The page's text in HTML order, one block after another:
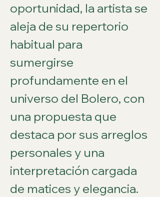
oportunidad, la artista se
aleja de su repertorio
habitual para
sumergirse
profundamente en el
universo del Bolero, con
una propuesta que
destaca por sus arreglos
personales y una
interpretación cargada
de matices y elegancia.